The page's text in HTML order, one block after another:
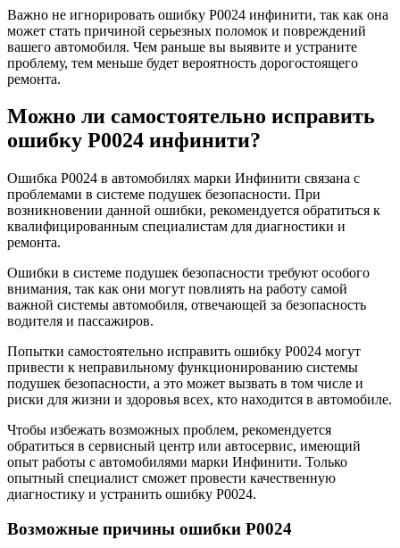
Важно не игнорировать ошибку Р0024 инфинити, так как она
может стать причиной серьезных поломок и повреждений
вашего автомобиля. Чем раньше вы выявите и устраните
проблему, тем меньше будет вероятность дорогостоящего
ремонта.
Можно ли самостоятельно исправить
ошибку Р0024 инфинити?
Ошибка Р0024 в автомобилях марки Инфинити связана с
проблемами в системе подушек безопасности. При
возникновении данной ошибки, рекомендуется обратиться к
квалифицированным специалистам для диагностики и
ремонта.
Ошибки в системе подушек безопасности требуют особого
внимания, так как они могут повлиять на работу самой
важной системы автомобиля, отвечающей за безопасность
водителя и пассажиров.
Попытки самостоятельно исправить ошибку Р0024 могут
привести к неправильному функционированию системы
подушек безопасности, а это может вызвать в том числе и
риски для жизни и здоровья всех, кто находится в автомобиле.
Чтобы избежать возможных проблем, рекомендуется
обратиться в сервисный центр или автосервис, имеющий
опыт работы с автомобилями марки Инфинити. Только
опытный специалист сможет провести качественную
диагностику и устранить ошибку Р0024.
Возможные причины ошибки Р0024